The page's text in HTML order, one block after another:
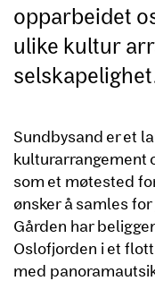
opparbeidet
ulike kultur
Sundbysand er et
kulturarrangement
som et møtested
ønsker å samles
Gården har
Oslofjorden i et
med